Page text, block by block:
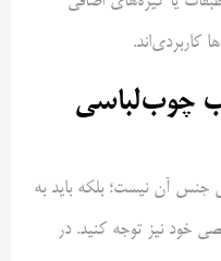
کاربردی‌اند.
چوب‌لباسی
جنس آن نیست؛ بلکه باید به
خود نیز توجه کنید. در